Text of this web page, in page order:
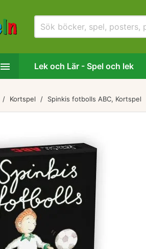
 Lek och Lär - Spel och lek
Kortspel Spinkis fotbolls ABC, Kortspel